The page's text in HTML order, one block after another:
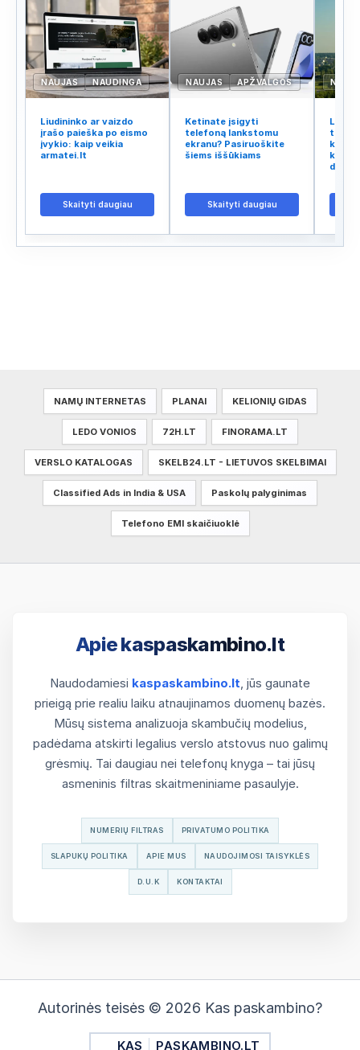
NAUJAS NAUDINGA
Liudininko ar vaizdo
įrašo paieška po eismo
įvykio: kaip veikia
armatei.lt
Skaityti daugiau
NAUJAS APŽVALGOS
Ketinate įsigyti
telefoną lankstomu
ekranu? Pasiruoškite
šiems iššūkiams
Skaityti daugiau
tinklo
kodėl
kalba
NAMŲ INTERNETAS PLANAI KELIONIŲ GIDAS
LEDO VONIOS 72H.LT FINORAMA.LT
VERSLO KATALOGAS SKELB24.LT - LIETUVOS SKELBIMAI
Classified Ads in India & USA Paskolų palyginimas
Telefono EMI skaičiuoklė
Apie kaspaskambino.lt
Naudodamiesi kaspaskambino.lt, jūs gaunate
prieigą prie realiu laiku atnaujinamos duomenų bazės.
Mūsų sistema analizuoja skambučių modelius,
padėdama atskirti legalius verslo atstovus nuo galimų
grėsmių. Tai daugiau nei telefonų knyga – tai jūsų
asmeninis filtras skaitmeniniame pasaulyje.
NUMERIŲ FILTRAS PRIVATUMO POLITIKA
SLAPUKŲ POLITIKA APIE MUS NAUDOJIMOSI TAISYKLĖS
D.U.K KONTAKTAI
Autorinės teisės © 2026 Kas paskambino?
KAS PASKAMBINO.LT